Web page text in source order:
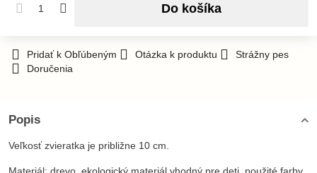
Do košíka
Pridať k Obľúbeným Otázka k produktu
Strážny pes
Doručenia
Popis
Veľkosť zvieratka je približne 10 cm.